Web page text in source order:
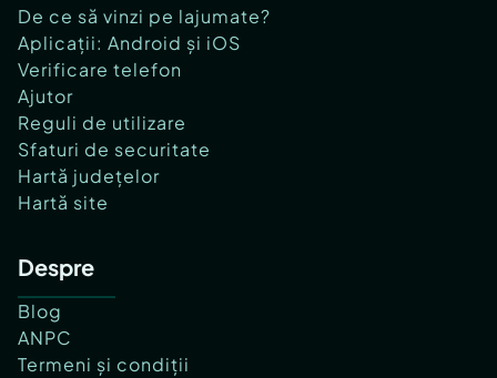
De ce să vinzi pe lajumate?
Aplicații: Android și iOS
Verificare telefon
Ajutor
Reguli de utilizare
Sfaturi de securitate
Hartă județelor
Hartă site
Despre
Blog
ANPC
Termeni și condiții